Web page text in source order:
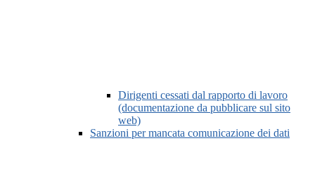
Dirigenti cessati dal rapporto di lavoro
(documentazione da pubblicare sul sito
web)
Sanzioni per mancata comunicazione dei dati